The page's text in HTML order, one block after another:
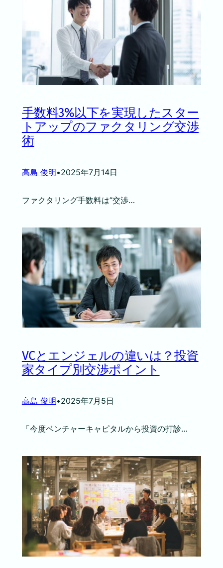
手数料3%以下を実現したスター
トアップのファクタリング交渉
術
高島 俊明•2025年7月14日
ファクタリング手数料は”交渉…
VCとエンジェルの違いは？投資
家タイプ別交渉ポイント
高島 俊明•2025年7月5日
「今度ベンチャーキャピタルから投資の打診…